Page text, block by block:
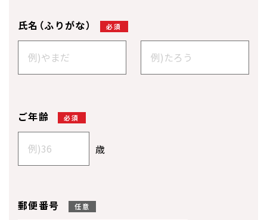
氏名（ふりがな） 必須
ご年齢 必須
歳
郵便番号 任意